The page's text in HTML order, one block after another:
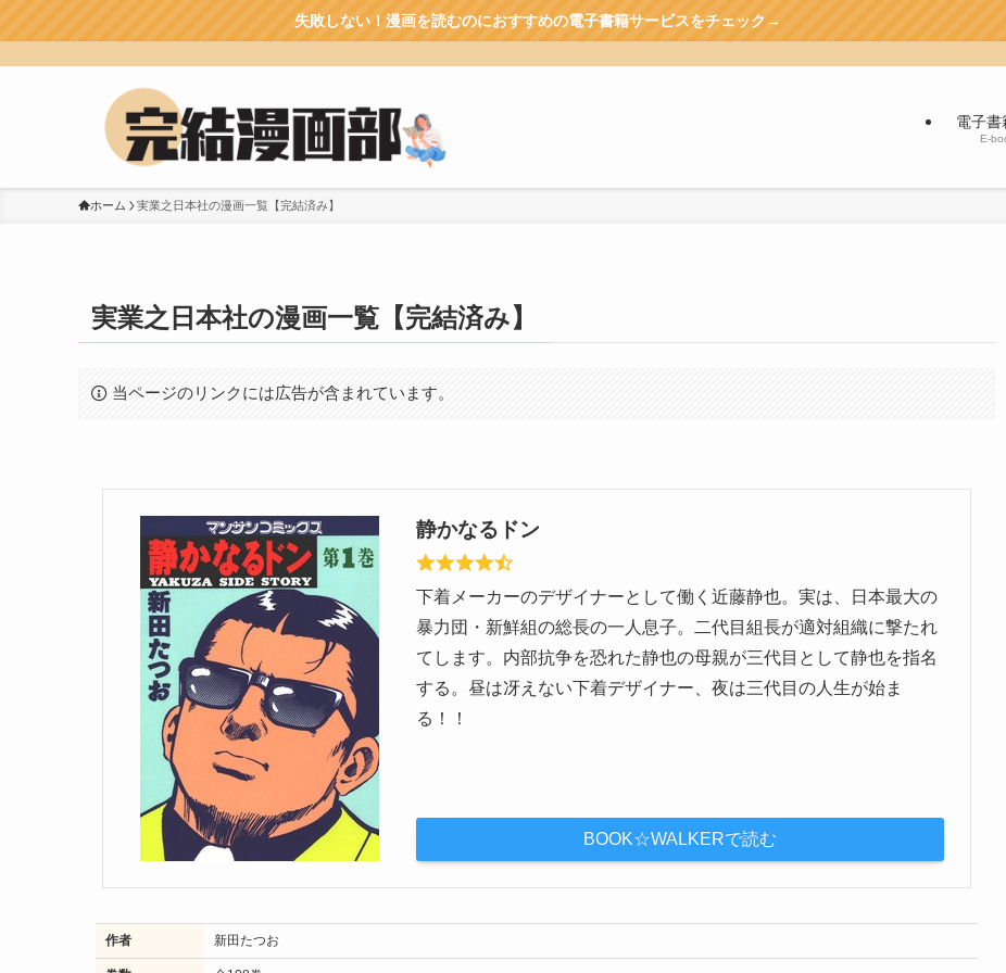
失敗しない！漫画を読むのにおすすめの電子書籍サービスをチェック→
電子書
E-
ホーム 実業之日本社の漫画一覧【完結済み】
実業之日本社の漫画一覧【完結済み】
当ページのリンクには広告が含まれています。
静かなるドン
下着メーカーのデザイナーとして働く近藤静也。実は、日本最大の
暴力団・新鮮組の総長の一人息子。二代目組長が適対組織に撃たれ
てします。内部抗争を恐れた静也の母親が三代目として静也を指名
する。昼は冴えない下着デザイナー、夜は三代目の人生が始ま
る！！
BOOK☆WALKERで読む
作者 新田たつお